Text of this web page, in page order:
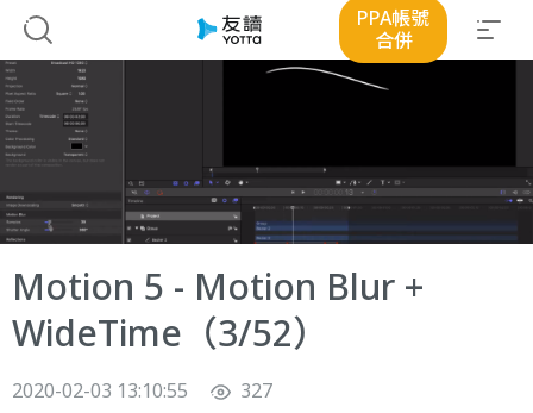
PPA帳號
合併
Motion 5 - Motion Blur +
WideTime（3/52）
2020-02-03 13:10:55 327